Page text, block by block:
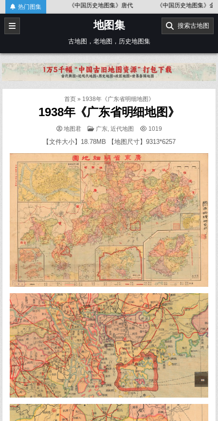
Skip
to
content
热门图集
《中国历史地图集》唐代 《中国历史地图集》金、南宋
地图集
古地图，老地图，历史地图集
搜索古地图
首页» 1938年《广东省明细地图》
1938年《广东省明细地图》
地图君
POSTED
广东, 近代地图 1019
【文件大小】18.78MB 【地图尺寸】9313*6257